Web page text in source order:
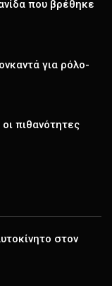
που βρέθηκε
για ρόλο-
πιθανότητες
στον